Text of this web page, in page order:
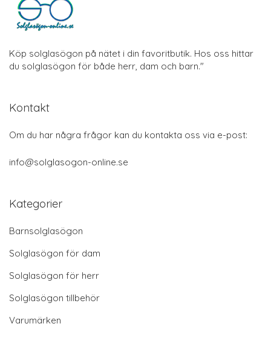
Köp solglasögon på nätet i din favoritbutik. Hos oss hittar
du solglasögon för både herr, dam och barn."
Kontakt
Om du har några frågor kan du kontakta oss via e-post:
info@solglasogon-online.se
Kategorier
Barnsolglasögon
Solglasögon för dam
Solglasögon för herr
Solglasögon tillbehör
Varumärken